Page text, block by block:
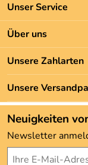
Unser Service
Kontakt
Batteriegesetz
Newsletter
Zahlung und
Über uns
Unsere Bestseller
Marken
Neu
Angebote
4,9/5*****
Unsere Zahlarten
Unsere
Neuigkeiten
Newsletter